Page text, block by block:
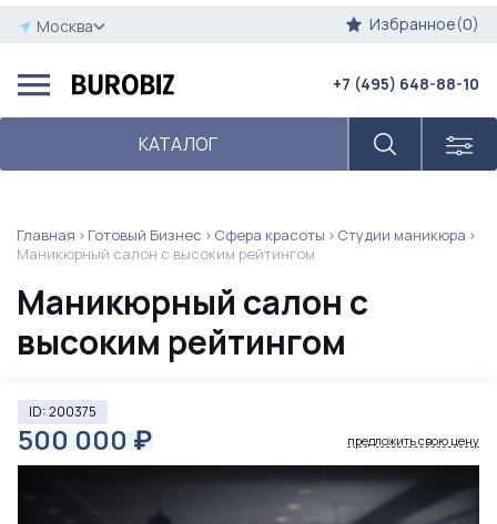
Москва Избранное(0)
КАТАЛОГ
+7 (495) 648-88-10
Главная Готовый Бизнес Сфера красоты
Студии маникюра
Маникюрный салон с высоким рейтингом
Маникюрный салон с
высоким рейтингом
ID: 200375
500 000 ₽ предложить свою цену